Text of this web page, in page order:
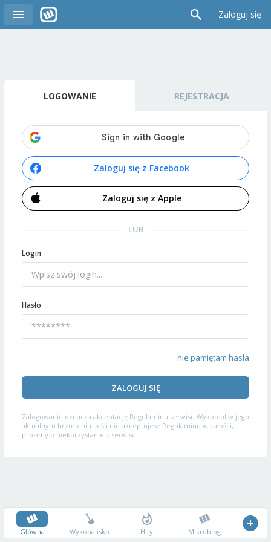
Zaloguj się
LOGOWANIE REJESTRACJA
Zaloguj się z Facebook
Zaloguj się z Apple
LUB
Login
Hasło
nie pamiętam hasła
ZALOGUJ SIĘ
Zalogowanie oznacza akceptację Regulaminu serwisu Wykop.pl w jego
aktualnym brzmieniu. Jeśli nie akceptujesz Regulaminu w całości,
prosimy o niekorzystanie z serwisu.
Główna Wykopalisko Hity Mikroblog